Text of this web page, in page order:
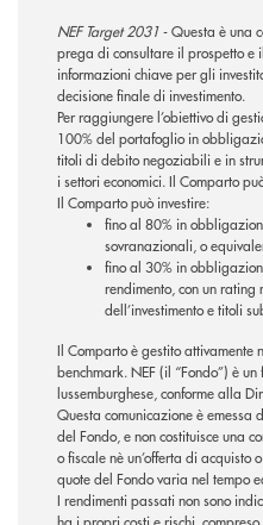
NEF Target 2031- Questa è una
prega di consultare il prospetto e
informazioni chiave per gli
decisione finale di investimento.
Per raggiungere l’obiettivo di
100% del portafoglio in
titoli di debito negoziabili e in
i settori economici. Il Comparto
Il Comparto può investire:
fino al 80% in
sovranazionali, o
fino al 30% in
rendimento, con un rating
dell’investimento e titoli
Il Comparto è gestito attivamente
benchmark. NEF (il “Fondo”) è
lussemburghese, conforme alla
Questa comunicazione è emessa
del Fondo, e non costituisce una
o fiscale nè un’offerta di acquisto
quote del Fondo varia nel tempo
I rendimenti passati non sono